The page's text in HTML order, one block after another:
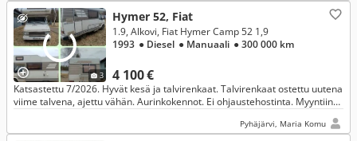
3
Hymer 52, Fiat
4 100 €
1.9, Alkovi, Fiat Hymer Camp 52 1,9
1993 ● Diesel ● Manuaali ● 300 000 km
Katsastettu 7/2026. Hyvät kesä ja talvirenkaat. Talvirenkaat ostettu uutena
viime talvena, ajettu vähän. Aurinkokennot. Ei ohjaustehostinta. Myyntiin
Pyhäjärvi, Maria Komu